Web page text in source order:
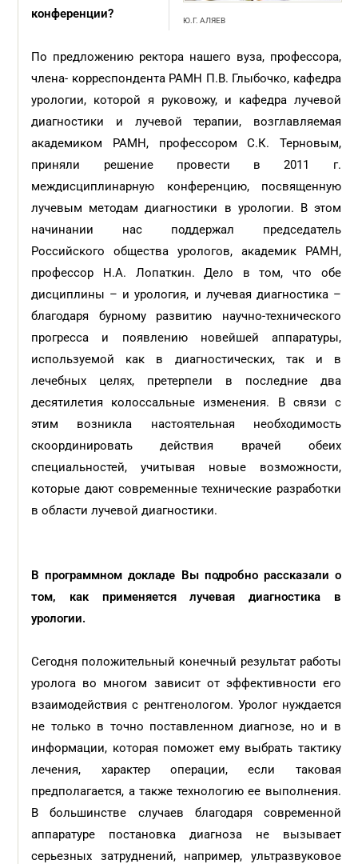
Ю.Г. АЛЯЕВ
конференции?
По предложению ректора нашего вуза, профессора,
члена- корреспондента РАМН П.В. Глыбочко, кафедра
урологии, которой я руковожу, и кафедра лучевой
диагностики и лучевой терапии, возглавляемая
академиком РАМН, профессором С.К. Терновым,
приняли решение провести в 2011 г.
междисциплинарную конференцию, посвященную
лучевым методам диагностики в урологии. В этом
начинании нас поддержал председатель
Российского общества урологов, академик РАМН,
профессор Н.А. Лопаткин. Дело в том, что обе
дисциплины – и урология, и лучевая диагностика –
благодаря бурному развитию научно-технического
прогресса и появлению новейшей аппаратуры,
используемой как в диагностических, так и в
лечебных целях, претерпели в последние два
десятилетия колоссальные изменения. В связи с
этим возникла настоятельная необходимость
скоординировать действия врачей обеих
специальностей, учитывая новые возможности,
которые дают современные технические разработки
в области лучевой диагностики.
В программном докладе Вы подробно рассказали о
том, как применяется лучевая диагностика в
урологии.
Сегодня положительный конечный результат работы
уролога во многом зависит от эффективности его
взаимодействия с рентгенологом. Уролог нуждается
не только в точно поставленном диагнозе, но и в
информации, которая поможет ему выбрать тактику
лечения, характер операции, если таковая
предполагается, а также технологию ее выполнения.
В большинстве случаев благодаря современной
аппаратуре постановка диагноза не вызывает
серьезных затруднений, например, ультразвуковое